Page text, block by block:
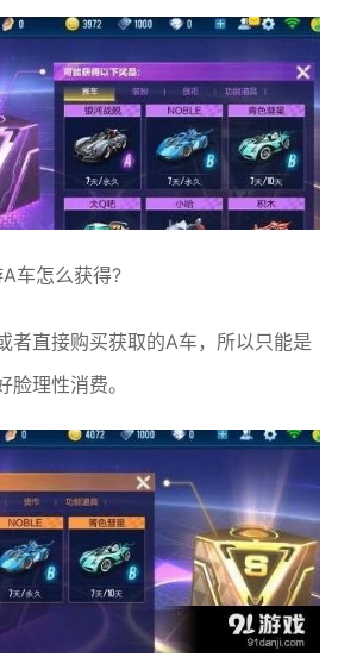
A车怎么获得?
者直接购买获取的A车，所以只能是
理性消费。